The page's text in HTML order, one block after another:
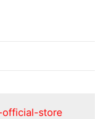
official-store